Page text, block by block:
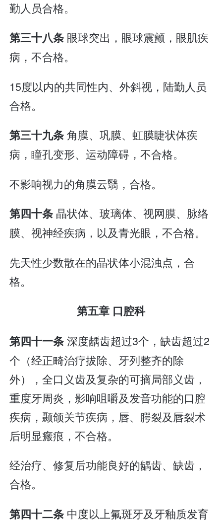
勤人员合格。
第三十八条 眼球突出，眼球震颤，眼肌疾
病，不合格。
15度以内的共同性内、外斜视，陆勤人员
合格。
第三十九条角膜、巩膜、虹膜睫状体疾
病，瞳孔变形、运动障碍，不合格。
不影响视力的角膜云翳，合格。
第四十条 晶状体、玻璃体、视网膜、脉络
膜、视神经疾病，以及青光眼，不合格。
先天性少数散在的晶状体小混浊点，合
格。
第五章 口腔科
第四十一条深度龋齿超过3个，缺齿超过2
个（经正畸治疗拔除、牙列整齐的除
外），全口义齿及复杂的可摘局部义齿，
重度牙周炎，影响咀嚼及发音功能的口腔
疾病，颞颌关节疾病，唇、腭裂及唇裂术
后明显瘢痕，不合格。
经治疗、修复后功能良好的龋齿、缺齿，
合格。
第四十二条 中度以上氟斑牙及牙釉质发育